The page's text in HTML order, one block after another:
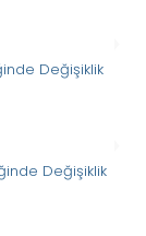
Değişiklik
Değişiklik